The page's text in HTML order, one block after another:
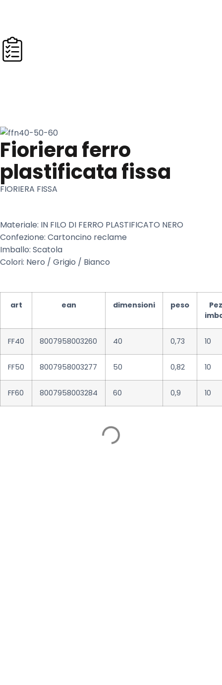
Fioriera ferro
plastificata fissa
FIORIERA FISSA
Materiale: IN FILO DI FERRO PLASTIFICATO NERO
Confezione: Cartoncino reclame
Imballo: Scatola
Colori: Nero / Grigio / Bianco
art ean dimensioni peso
FF40 8007958003260 40 0,73 10
FF50 8007958003277 50 0,82 10
FF60 8007958003284 60 0,9 10